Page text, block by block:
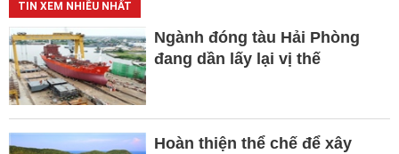
TIN XEM NHIỀU NHẤT
Ngành đóng tàu Hải Phòng
đang dần lấy lại vị thế
Hoàn thiện thể chế để xây